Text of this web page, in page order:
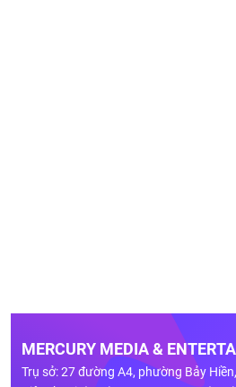
MERCURY MEDIA &
Trụ sở: 27 đường A4, phường Bảy